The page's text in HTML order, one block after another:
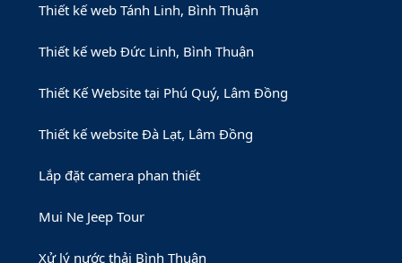
Thiết kế web Tánh Linh, Bình Thuận
Thiết kế web Đức Linh, Bình Thuận
Thiết Kế Website tại Phú Quý, Lâm Đồng
Thiết kế website Đà Lạt, Lâm Đồng
Lắp đặt camera phan thiết
Mui Ne Jeep Tour
Xử lý nước thải Bình Thuận